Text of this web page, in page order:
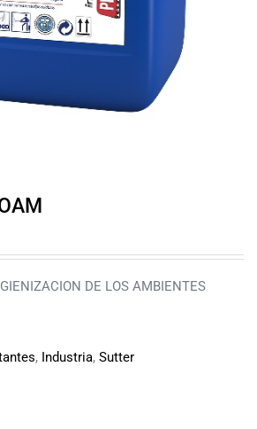
DE LOS AMBIENTES
, Industria, Sutter